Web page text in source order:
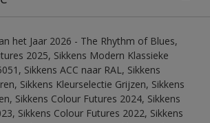
het Jaar 2026 - The Rhythm of Blues,
2025, Sikkens Modern Klassieke
Sikkens ACC naar RAL, Sikkens
Sikkens Kleurselectie Grijzen, Sikkens
Sikkens Colour Futures 2024, Sikkens
Sikkens Colour Futures 2022, Sikkens